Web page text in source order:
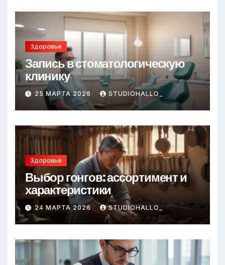
Здоровье
Запись в стоматологическую
клинику
25 МАРТА 2026 STUDIOHALLO_
Здоровье
Выбор гонгов: ассортимент и
характеристики
24 МАРТА 2026 STUDIOHALLO_